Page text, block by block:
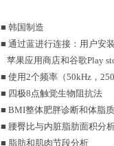
■ 韩国制造
■ 通过蓝进行连接：用户安
苹果应用商店和谷歌Play
■ 使用2个频率（50kHz，
■ 四极8点触觉生物阻抗法
■ BMI整体肥胖诊断和体脂
■ 腰臀比与内脏脂肪面积分
■ 脂肪和肌肉节段分析